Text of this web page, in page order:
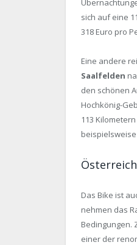
sich auf eine
318 Euro pro
Eine andere
Saalfelden
den schönen
Hochkönig-
113
Das Bike ist
nehmen das
Bedingungen.
einer der